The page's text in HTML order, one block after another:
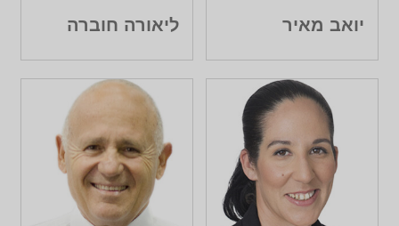
יואב מאיר ליאורה חוברה